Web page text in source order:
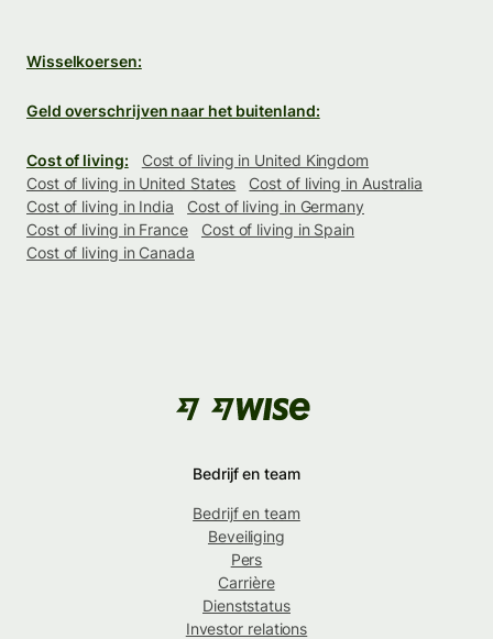
Wisselkoersen:
Geld overschrijven naar het buitenland:
Cost of living:
Cost of living in United Kingdom
Cost of living in United States
Cost of living in Australia
Cost of living in India
Cost of living in Germany
Cost of living in France
Cost of living in Spain
Cost of living in Canada
Bedrijf en team
Bedrijf en team
Beveiliging
Pers
Carrière
Dienststatus
Investor relations